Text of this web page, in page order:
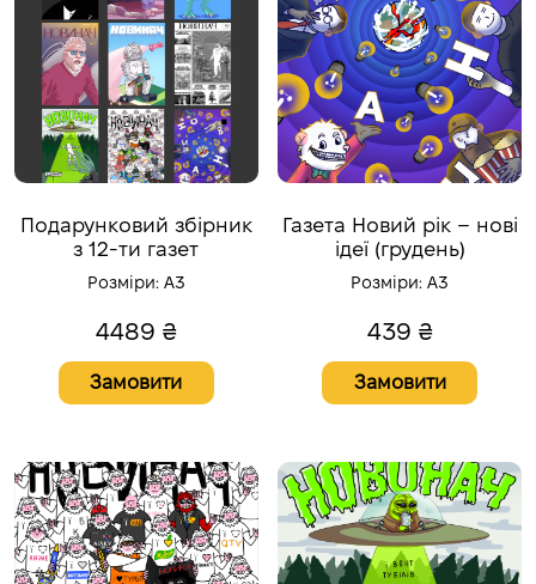
Подарунковий збірник
з 12-ти газет
Розміри: A3
4489₴
Замовити
Газета Новий рік – нові
ідеї (грудень)
Розміри:A3
439₴
Замовити